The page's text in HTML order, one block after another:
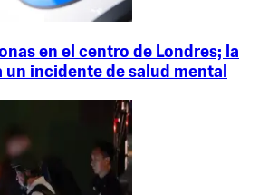
en el centro de Londres; la
incidente de salud mental